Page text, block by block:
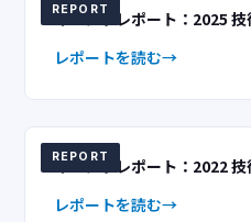
REPORT
イベントレポート：2025
レポートを読む
REPORT
イベントレポート：2022
レポートを読む